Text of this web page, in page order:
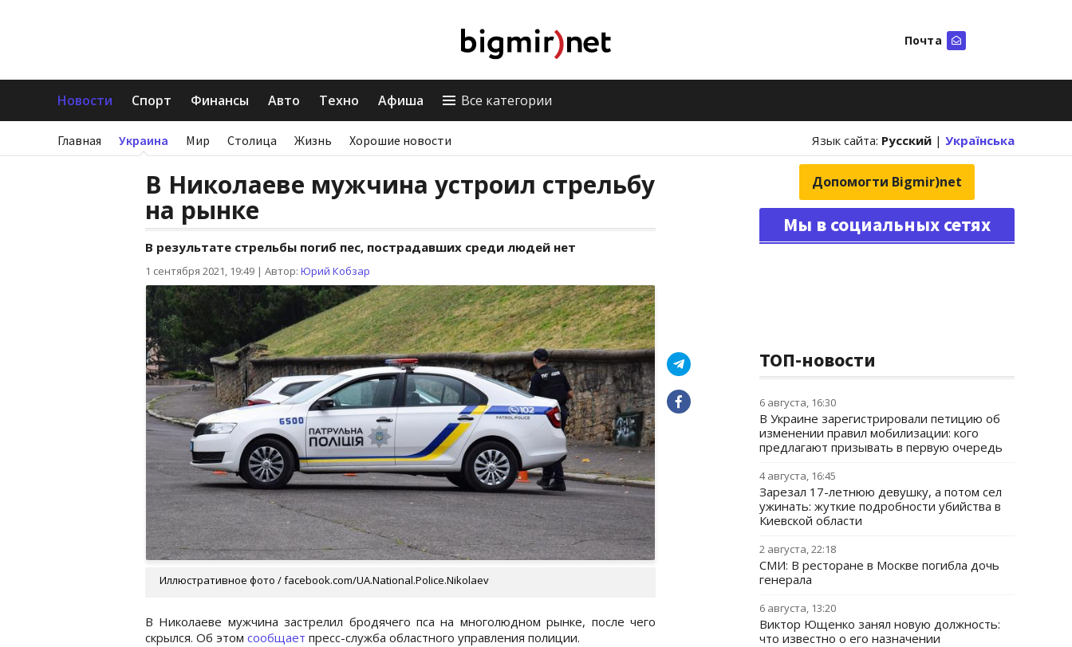
Почта
Новости Спорт Финансы Авто Техно Афиша Все категории
Главная Украина Мир Столица Жизнь Хорошие новости Язык сайта: Русский | Українська
В Николаеве мужчина устроил стрельбу
на рынке
В результате стрельбы погиб пес, пострадавших среди людей нет
1 сентября 2021, 19:49 | Автор: Юрий Кобзар
Иллюстративное фото / facebook.com/UA.National.Police.Nikolaev
В Николаеве мужчина застрелил бродячего пса на многолюдном рынке, после чего
скрылся. Об этом сообщает пресс-служба областного управления полиции.
Допомогти Bigmir)net
Мы в социальных сетях
ТОП-новости
6 августа, 16:30
В Украине зарегистрировали петицию об
изменении правил мобилизации: кого
предлагают призывать в первую очередь
4 августа, 16:45
Зарезал 17-летнюю девушку, а потом сел
ужинать: жуткие подробности убийства в
Киевской области
2 августа, 22:18
СМИ: В ресторане в Москве погибла дочь
генерала
6 августа, 13:20
Виктор Ющенко занял новую должность:
что известно о его назначении